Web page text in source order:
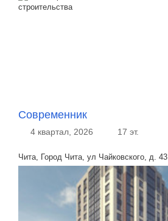
Современник
4 квартал, 2026 17 эт.
Чита, Город Чита, ул Чайковского, д. 43